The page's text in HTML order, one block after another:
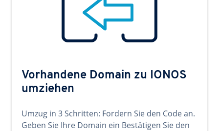
Vorhandene Domain zu IONOS
umziehen
Umzug in 3 Schritten: Fordern Sie den Code an.
Geben Sie Ihre Domain ein Bestätigen Sie den